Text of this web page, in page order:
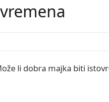
li dobra majka biti